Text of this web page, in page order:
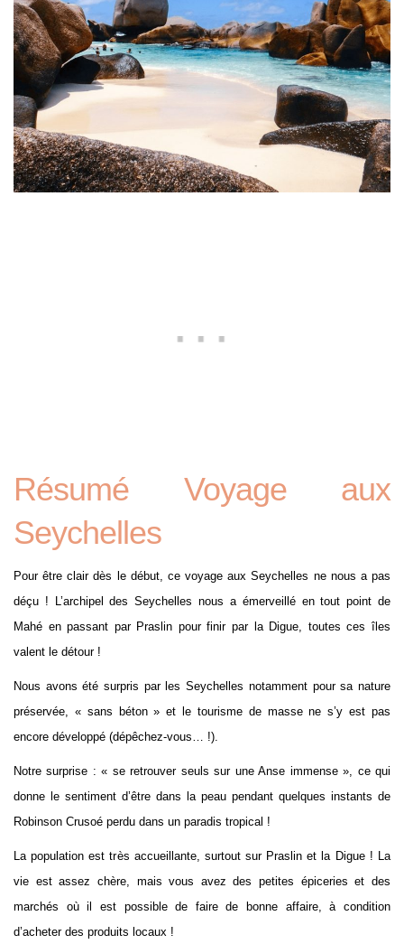
Résumé Voyage aux
Seychelles
Pour être clair dès le début, ce voyage aux Seychelles ne nous a pas
déçu ! L’archipel des Seychelles nous a émerveillé en tout point de
Mahé en passant par Praslin pour finir par la Digue, toutes ces îles
valent le détour !
Nous avons été surpris par les Seychelles notamment pour sa nature
préservée, « sans béton » et le tourisme de masse ne s’y est pas
encore développé (dépêchez-vous… !).
Notre surprise : « se retrouver seuls sur une Anse immense », ce qui
donne le sentiment d’être dans la peau pendant quelques instants de
Robinson Crusoé perdu dans un paradis tropical !
La population est très accueillante, surtout sur Praslin et la Digue ! La
vie est assez chère, mais vous avez des petites épiceries et des
marchés où il est possible de faire de bonne affaire, à condition
d’acheter des produits locaux !